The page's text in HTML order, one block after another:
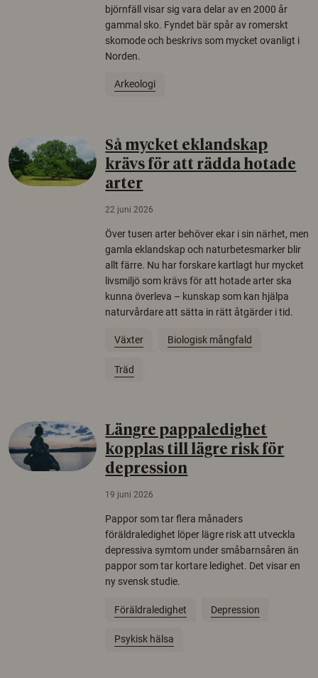
björnfäll visar sig vara delar av en 2000 år
gammal sko. Fyndet bär spår av romerskt
skomode och beskrivs som mycket ovanligt i
Norden.
Arkeologi
Så mycket eklandskap
krävs för att rädda hotade
arter
22 juni 2026
Över tusen arter behöver ekar i sin närhet, men
gamla eklandskap och naturbetesmarker blir
allt färre. Nu har forskare kartlagt hur mycket
livsmiljö som krävs för att hotade arter ska
kunna överleva – kunskap som kan hjälpa
naturvårdare att sätta in rätt åtgärder i tid.
Växter Biologisk mångfald
Träd
Längre pappaledighet
kopplas till lägre risk för
depression
19 juni 2026
Pappor som tar flera månaders
föräldraledighet löper lägre risk att utveckla
depressiva symtom under småbarnsåren än
pappor som tar kortare ledighet. Det visar en
ny svensk studie.
Föräldraledighet Depression
Psykisk hälsa